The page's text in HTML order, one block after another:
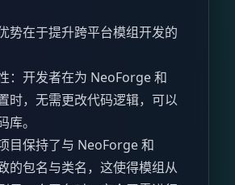
势在于提升跨平台模组开发的
：开发者在为 NeoForge 和
时，无需更改代码逻辑，可以
库。
目保持了与 NeoForge 和
的包名与类名，这使得模组从